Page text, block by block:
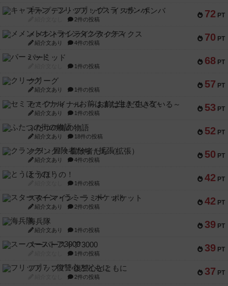
72 PT
キャプテン・フリップ：イスラ・ボンバ
2件の投稿
70 PT
メメントオンラインタクティクス
紹介文あり 4件の投稿
68 PT
パーミッド
1件の投稿
57 PT
クリーグ
紹介文あり 1件の投稿
53 PT
セミファイナル ～お前はまだ生きている～
紹介文あり 1件の投稿
52 PT
ふたつの街の物語
紹介文あり 18件の投稿
50 PT
クランク! ：冒険者たち（拡張）
紹介文あり 4件の投稿
42 PT
とうほうの！
1件の投稿
42 PT
スターマイン・ラミー ポケット
紹介文あり 2件の投稿
39 PT
海兵隊
紹介文あり 1件の投稿
39 PT
スーパーストア3000
1件の投稿
37 PT
フリップ７：復讐心とともに
2件の投稿